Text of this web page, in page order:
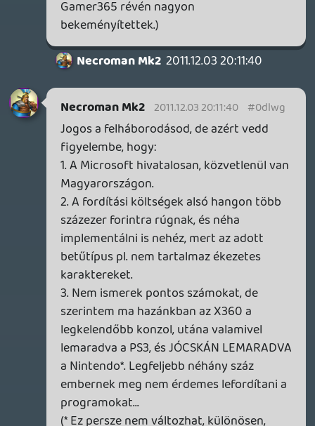
rehynn4 2011.12.03 15:04:19
liquid 2011.12.03 15:04:29 #0dlwd
közünk, csak a tartalomhoz.)
rehynn4 2011.12.03 15:04:19
Nem tudtam nem észrevenni Mackó "...a
következő generációban a két
nagykonzol..." megjegyzését.
Ehh:)
Lavitz 2011.12.03 11:07:22
ez egy speciális podcast volt exclusive
vendéggel, még jó hogy nem a ki mivel
játszott mostanában rovat volt a főtéma,
december végén biztos vagyok benne
hogy szó lesz az idei összes nagyobb
játékról.
Vendu11 2011.12.03 10:15:31
Vendu11 2011.12.03 10:15:31 #0dlwa